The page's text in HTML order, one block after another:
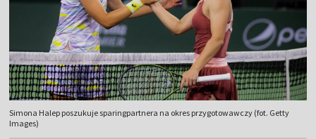
Simona Halep poszukuje sparingpartnera na okres przygotowawczy (fot. Getty
Images)